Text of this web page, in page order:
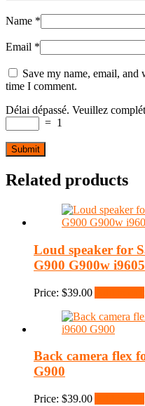
Name *
Email *
Save my name, email,
time I comment.
Délai dépassé. Veuillez
= 1
Related products
Loud speaker for
G900 G900w i9605
Price: $39.00
Back camera flex
G900
Price: $39.00